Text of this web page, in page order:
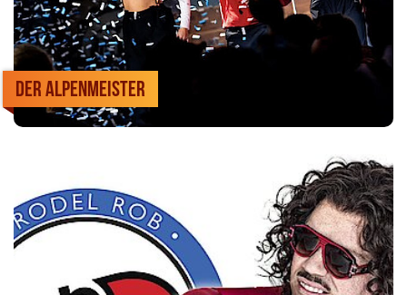
Der Alpenmeister